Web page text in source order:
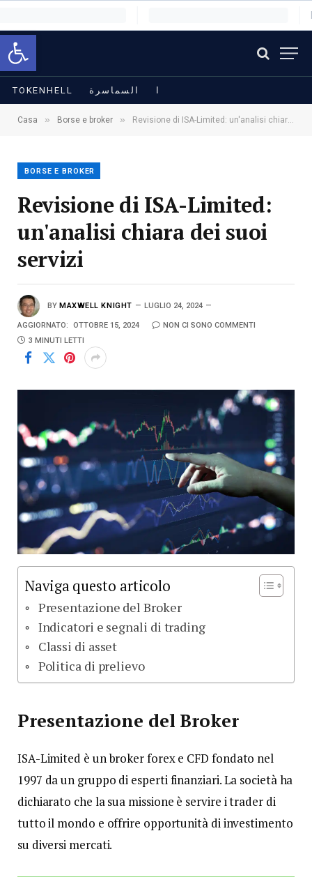
Apri la barra degli strumenti
TOKENHELL السماسرة ا
Casa » Borse e broker » Revisione di ISA-Limited: un'analisi chiara dei suoi servizi
BORSE E BROKER
Revisione di ISA-Limited:
un'analisi chiara dei suoi
servizi
BY MAXWELL KNIGHT LUGLIO 24, 2024
AGGIORNATO: OTTOBRE 15, 2024
NON CI SONO COMMENTI
3 MINUTI LETTI
Naviga questo articolo
Presentazione del Broker
Indicatori e segnali di trading
Classi di asset
Politica di prelievo
Presentazione del Broker
ISA-Limited è un broker forex e CFD fondato nel
1997 da un gruppo di esperti finanziari. La società ha
dichiarato che la sua missione è servire i trader di
tutto il mondo e offrire opportunità di investimento
su diversi mercati.